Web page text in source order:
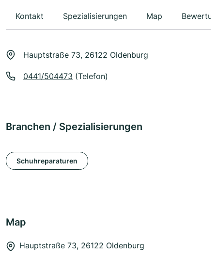
Kontakt Spezialisierungen Map
Hauptstraße 73, 26122 Oldenburg
0441/504473 (Telefon)
Branchen / Spezialisierungen
Schuhreparaturen
Map
Hauptstraße 73, 26122 Oldenburg